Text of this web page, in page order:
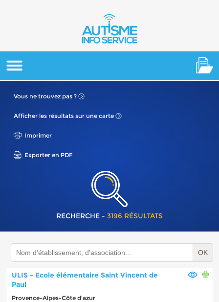
Vous ne trouvez pas ?
Afficher les résultats sur une carte
Imprimer
Exporter en PDF
RECHERCHE - 3196 RÉSULTATS
OK
ULIS - Ecole élémentaire Saint Vincent de
Paul
Provence-Alpes-Côte d'azur